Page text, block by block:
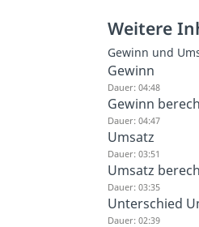
Weitere
Gewinn und
Gewinn
Dauer: 04:48
Gewinn
Dauer: 04:47
Umsatz
Dauer: 03:51
Umsatz
Dauer: 03:35
Unterschied
Dauer: 02:39